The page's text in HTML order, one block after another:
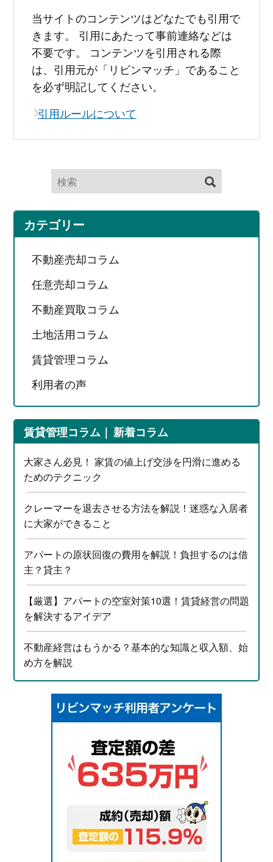
当サイトのコンテンツはどなたでも引用で
きます。 引用にあたって事前連絡などは
不要です。 コンテンツを引用される際
は、引用元が「リビンマッチ」であること
を必ず明記してください。
引用ルールについて
カテゴリー
不動産売却コラム
任意売却コラム
不動産買取コラム
土地活用コラム
賃貸管理コラム
利用者の声
賃貸管理コラム 新着コラム
大家さん必見！ 家賃の値上げ交渉を円滑に進める
ためのテクニック
クレーマーを退去させる方法を解説！迷惑な入居者
に大家ができること
アパートの原状回復の費用を解説！負担するのは借
主？貸主？
【厳選】アパートの空室対策10選！賃貸経営の問題
を解決するアイデア
不動産経営はもうかる？基本的な知識と収入額、始
め方を解説